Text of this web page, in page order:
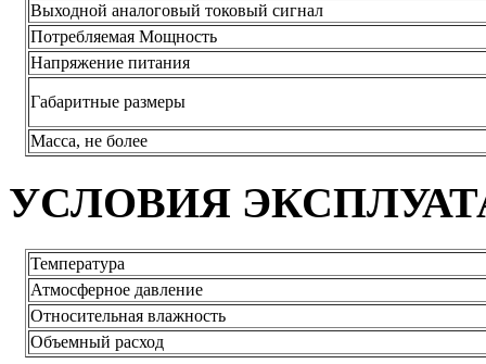
Выходной аналоговый токовый сигнал
Потребляемая Мощность
Напряжение питания
Габаритные размеры
Масса, не более
УСЛОВИЯ
Температура
Атмосферное давление
Относительная влажность
Объемный расход